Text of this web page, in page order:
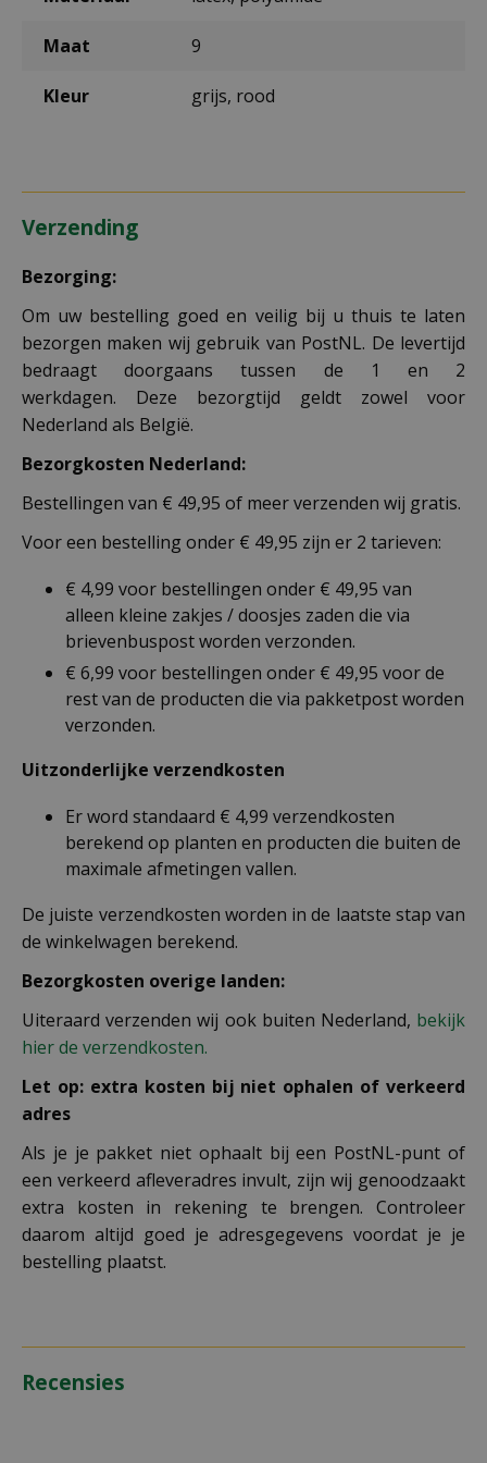
Maat 9
Kleur grijs, rood
Verzending
Bezorging:
Om uw bestelling goed en veilig bij u thuis te laten
bezorgen maken wij gebruik van PostNL. De levertijd
bedraagt doorgaans tussen de 1 en 2
werkdagen. Deze bezorgtijd geldt zowel voor
Nederland als België.
Bezorgkosten Nederland:
Bestellingen van € 49,95 of meer verzenden wij gratis.
Voor een bestelling onder € 49,95 zijn er 2 tarieven:
€ 4,99 voor bestellingen onder € 49,95 van
alleen kleine zakjes / doosjes zaden die via
brievenbuspost worden verzonden.
€ 6,99 voor bestellingen onder € 49,95 voor de
rest van de producten die via pakketpost worden
verzonden.
Uitzonderlijke verzendkosten
Er word standaard € 4,99 verzendkosten
berekend op planten en producten die buiten de
maximale afmetingen vallen.
De juiste verzendkosten worden in de laatste stap van
de winkelwagen berekend.
Bezorgkosten overige landen:
Uiteraard verzenden wij ook buiten Nederland, bekijk
hier de verzendkosten.
Let op: extra kosten bij niet ophalen of verkeerd
adres
Als je je pakket niet ophaalt bij een PostNL-punt of
een verkeerd afleveradres invult, zijn wij genoodzaakt
extra kosten in rekening te brengen. Controleer
daarom altijd goed je adresgegevens voordat je je
bestelling plaatst.
Recensies